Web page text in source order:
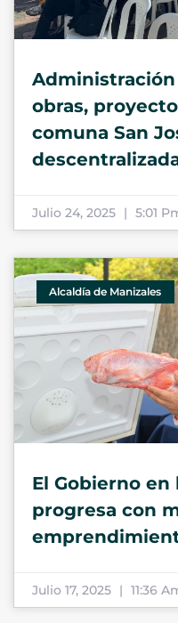
obras,
comuna San
Julio 24, 2025 5:01
Alcaldía de Manizales
El Gobierno en
progresa con
Julio 17, 2025 11:36